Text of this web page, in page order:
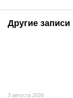
Другие записи
3 августа 2026